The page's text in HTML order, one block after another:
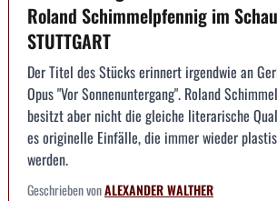
Roland Schimmelpfennig im
STUTTGART
Der Titel des Stücks erinnert irgendwie an
Opus "Vor Sonnenuntergang". Roland
besitzt aber nicht die gleiche literarische
es originelle Einfälle, die immer wieder
werden.
Geschrieben vonALEXANDER WALTHER